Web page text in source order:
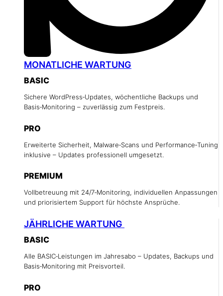
MONATLICHE WARTUNG
BASIC
Sichere WordPress‑Updates, wöchentliche Backups und
Basis‑Monitoring – zuverlässig zum Festpreis.
PRO
Erweiterte Sicherheit, Malware‑Scans und Performance‑Tuning
inklusive – Updates professionell umgesetzt.
PREMIUM
Vollbetreuung mit 24/7‑Monitoring, individuellen Anpassungen
und priorisiertem Support für höchste Ansprüche.
JÄHRLICHE WARTUNG
BASIC
Alle BASIC‑Leistungen im Jahresabo – Updates, Backups und
Basis‑Monitoring mit Preisvorteil.
PRO